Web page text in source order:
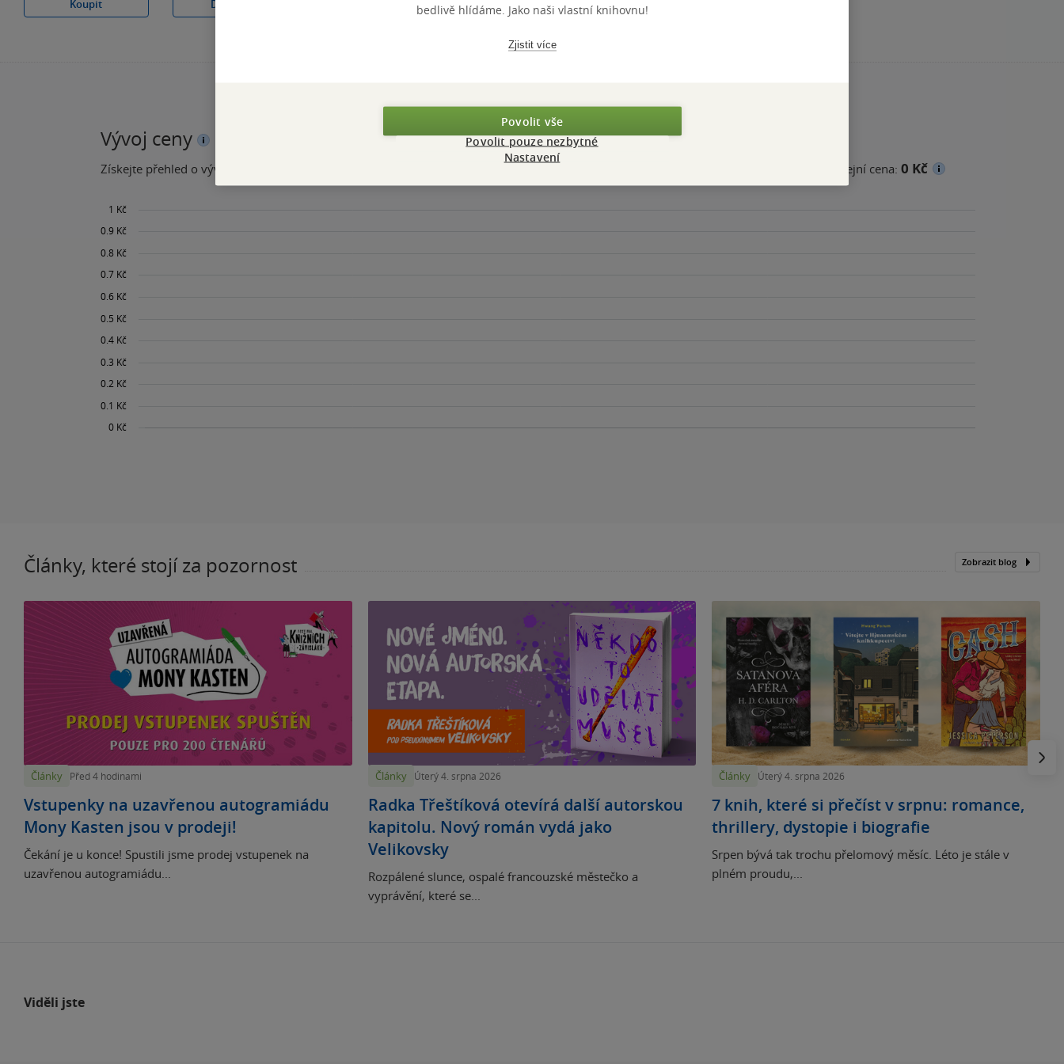
Koupit
Do košíku
Nedostupné Nedostupné
Vývoj ceny
Získejte přehled o vývoji ceny za posledních 60 dní. Minimální prodejní cena: 0 Kč
Články, které stojí za pozornost Zobrazit blog
Články Před 4 hodinami
Vstupenky na uzavřenou autogramiádu
Mony Kasten jsou v prodeji!
Čekání je u konce! Spustili jsme prodej vstupenek na
uzavřenou autogramiádu...
Články Úterý 4. srpna 2026
Radka Třeštíková otevírá další autorskou
kapitolu. Nový román vydá jako
Velikovsky
Rozpálené slunce, ospalé francouzské městečko a
vyprávění, které se...
Články Úterý 4. srpna 2026
7 knih, které si přečíst v srpnu: romance,
thrillery, dystopie i biografie
Srpen bývá tak trochu přelomový měsíc. Léto je stále v
plném proudu,...
Viděli jste
bedlivě hlídáme. Jako naši vlastní knihovnu!
Zjistit více
Povolit vše
Povolit pouze nezbytné
Nastavení